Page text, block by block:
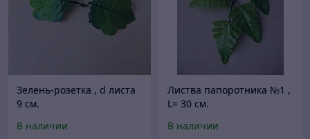
Зелень-розетка , d листа
9 см.
В наличии
Листва папоротника №1 ,
L= 30 см.
В наличии